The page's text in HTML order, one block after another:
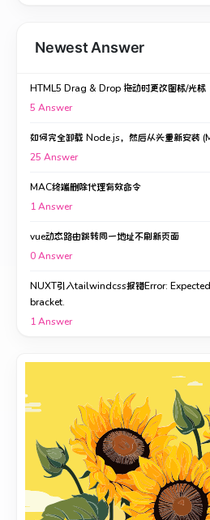
Newest Answer
HTML5 Drag & Drop 拖动时更改图标/光标
5 Answer
如何完全卸载 Node.js，然后从头重新安装
25 Answer
MAC终端删除代理有效命令
1Answer
vue动态路由跳转同一地址不刷新页面
0Answer
NUXT引入tailwindcss报错Error:
bracket.
1Answer